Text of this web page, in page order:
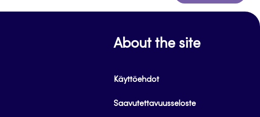
takaisin
About the site
Käyttöehdot
Saavutettavuusseloste